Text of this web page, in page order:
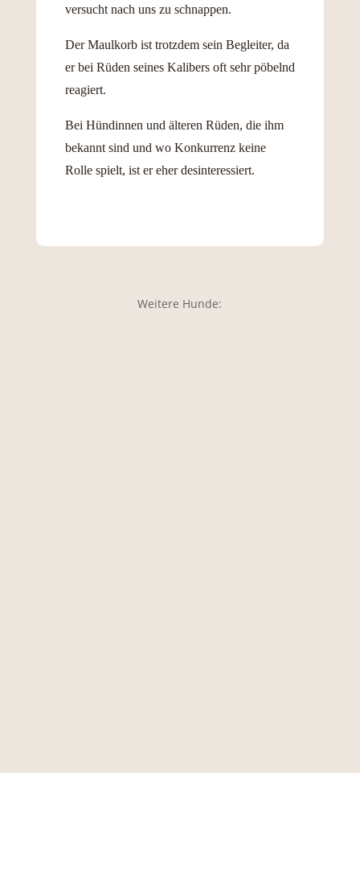
versucht nach uns zu schnappen.
Der Maulkorb ist trotzdem sein Begleiter, da
er bei Rüden seines Kalibers oft sehr pöbelnd
reagiert.
Bei Hündinnen und älteren Rüden, die ihm
bekannt sind und wo Konkurrenz keine
Rolle spielt, ist er eher desinteressiert.
Weitere Hunde: